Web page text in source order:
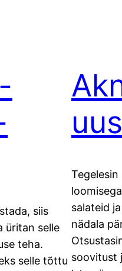
siis
üritan selle
teha.
selle tõttu
Tegelesin
salateid
nädala
soovitust